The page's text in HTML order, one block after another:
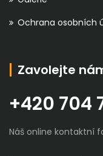
Ochrana osobních
Zavolejte
+420 704
Náš online kontaktní